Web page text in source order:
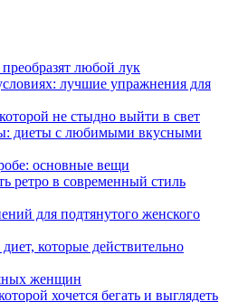
любой лук
лучшие упражнения для
не стыдно выйти в свет
диеты с любимыми вкусными
основные вещи
ретро в современный стиль
для подтянутого женского
которые действительно
женщин
хочется бегать и выглядеть